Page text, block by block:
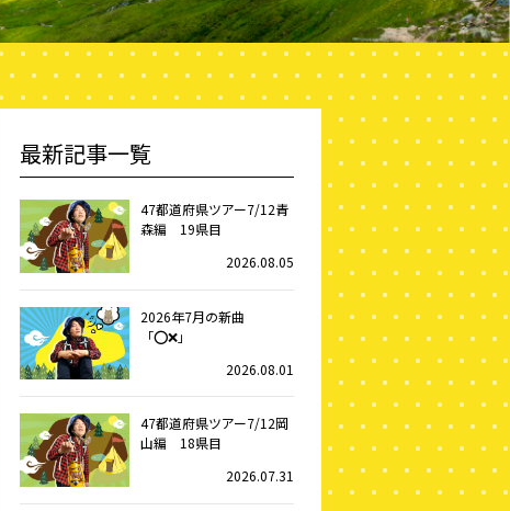
最新記事一覧
47都道府県ツアー7/12青
森編 19県目
2026.08.05
2026年7月の新曲
「⭕️❌」
2026.08.01
47都道府県ツアー7/12岡
山編 18県目
2026.07.31